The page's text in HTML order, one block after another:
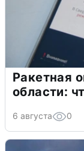
Ракетная
области:
6 августа 0